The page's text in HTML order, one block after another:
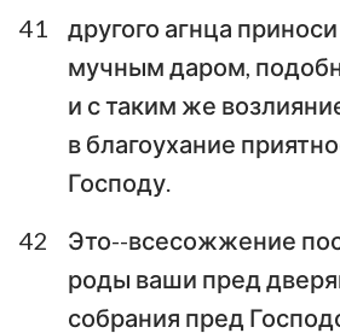
41
другого агнца
мучным даром,
и с таким же
в благоухание
Господу.
42
Это--всесожжение
роды ваши пред
собрания пред